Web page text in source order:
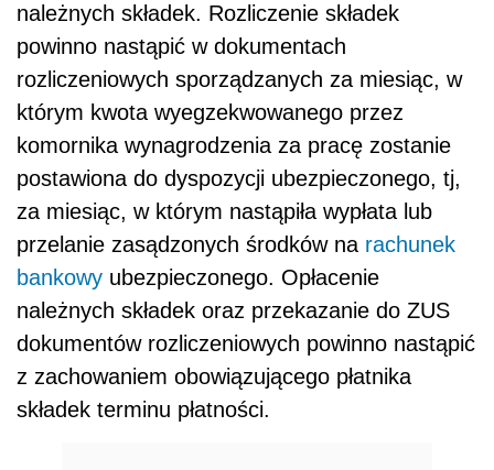
należnych składek. Rozliczenie składek
powinno nastąpić w dokumentach
rozliczeniowych sporządzanych za miesiąc, w
którym kwota wyegzekwowanego przez
komornika wynagrodzenia za pracę zostanie
postawiona do dyspozycji ubezpieczonego, tj,
za miesiąc, w którym nastąpiła wypłata lub
przelanie zasądzonych środków na rachunek
bankowy ubezpieczonego. Opłacenie
należnych składek oraz przekazanie do ZUS
dokumentów rozliczeniowych powinno nastąpić
z zachowaniem obowiązującego płatnika
składek terminu płatności.